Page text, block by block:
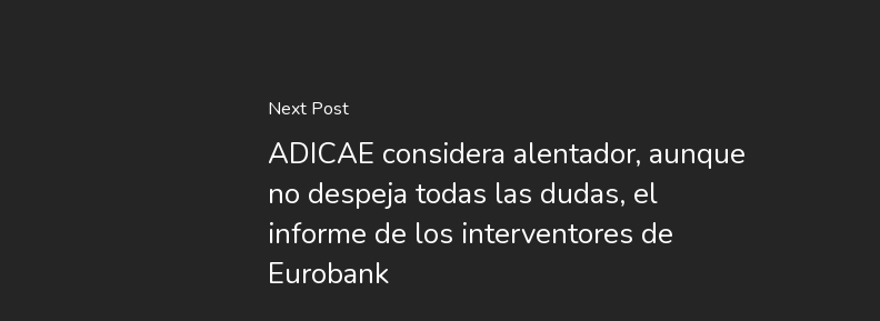
Next Post
ADICAE considera alentador, aunque
no despeja todas las dudas, el
informe de los interventores de
Eurobank